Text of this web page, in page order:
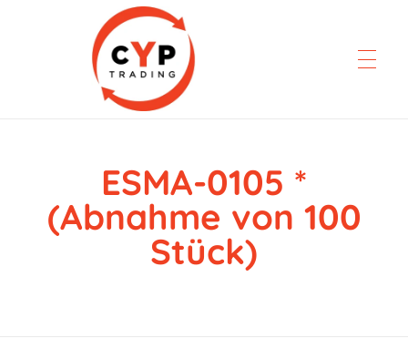
CYP Trading
Professionelle Ersatzteilbeschaffung
ESMA-0105 *
(Abnahme von 100
Stück)